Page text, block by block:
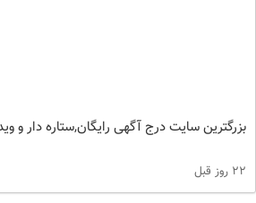
بزرگترین سایت درج آگهی رایگان,ستاره دار و
22 روز قبل